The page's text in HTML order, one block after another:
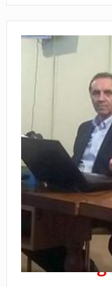
Prefectul
luni de…